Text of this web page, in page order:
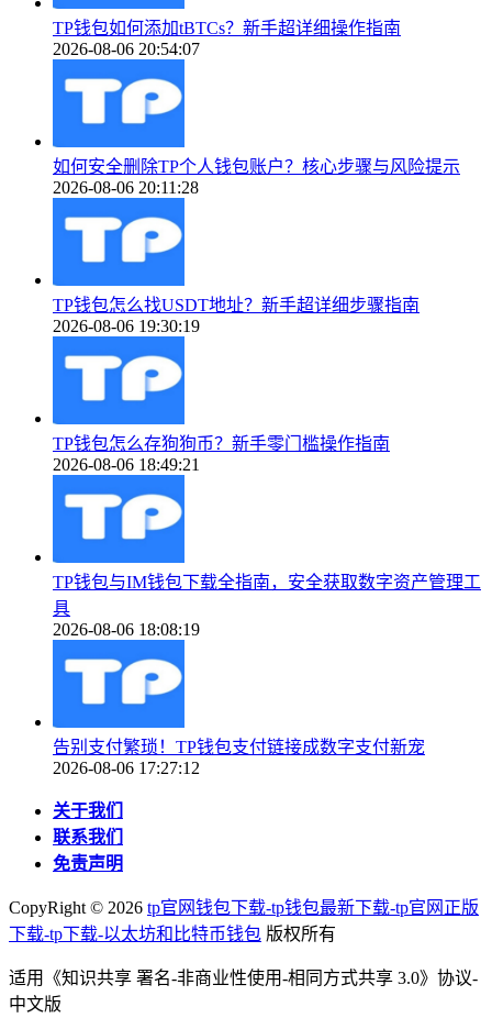
TP钱包如何添加tBTCs？新手超详细操作指南
2026-08-06 20:54:07
如何安全删除TP个人钱包账户？核心步骤与风险提示
2026-08-06 20:11:28
TP钱包怎么找USDT地址？新手超详细步骤指南
2026-08-06 19:30:19
TP钱包怎么存狗狗币？新手零门槛操作指南
2026-08-06 18:49:21
TP钱包与IM钱包下载全指南，安全获取数字资产管理工
具
2026-08-06 18:08:19
告别支付繁琐！TP钱包支付链接成数字支付新宠
2026-08-06 17:27:12
关于我们
联系我们
免责声明
CopyRight © 2026 tp官网钱包下载-tp钱包最新下载-tp官网正版
下载-tp下载-以太坊和比特币钱包 版权所有
适用《知识共享 署名-非商业性使用-相同方式共享 3.0》协议-
中文版